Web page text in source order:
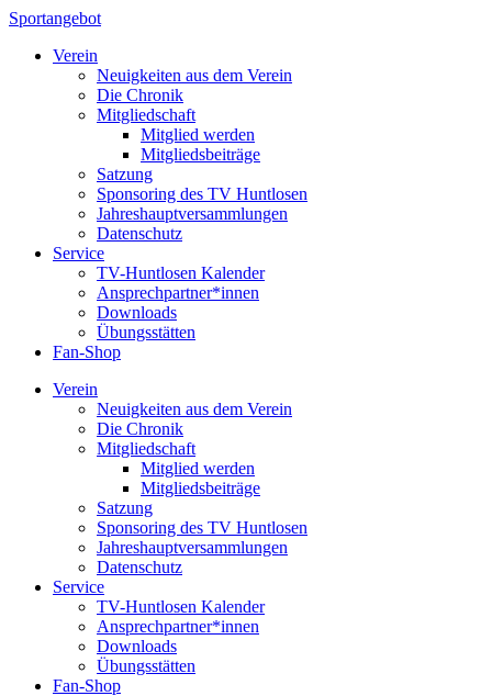
Sportangebot
Verein
Neuigkeiten aus dem Verein
Die Chronik
Mitgliedschaft
Mitglied werden
Mitgliedsbeiträge
Satzung
Sponsoring des TV Huntlosen
Jahreshauptversammlungen
Datenschutz
Service
TV-Huntlosen Kalender
Ansprechpartner*innen
Downloads
Übungsstätten
Fan-Shop
Verein
Neuigkeiten aus dem Verein
Die Chronik
Mitgliedschaft
Mitglied werden
Mitgliedsbeiträge
Satzung
Sponsoring des TV Huntlosen
Jahreshauptversammlungen
Datenschutz
Service
TV-Huntlosen Kalender
Ansprechpartner*innen
Downloads
Übungsstätten
Fan-Shop